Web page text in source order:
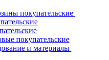
покупательские
покупательские
и материалы